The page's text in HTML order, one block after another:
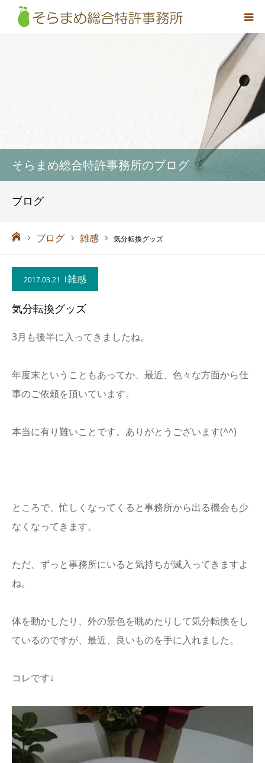
そらまめ総合特許事務所のブログ
ブログ
ム ブログ 雑感 気分転換グッズ
2017.03.21 雑感
気分転換グッズ
3月も後半に入ってきましたね。
年度末ということもあってか、最近、色々な方面から仕
事のご依頼を頂いています。
本当に有り難いことです。ありがとうございます(^^)
ところで、忙しくなってくると事務所から出る機会も少
なくなってきます。
ただ、ずっと事務所にいると気持ちが滅入ってきますよ
ね。
体を動かしたり、外の景色を眺めたりして気分転換をし
ているのですが、最近、良いものを手に入れました。
コレです↓
料金
採用情報